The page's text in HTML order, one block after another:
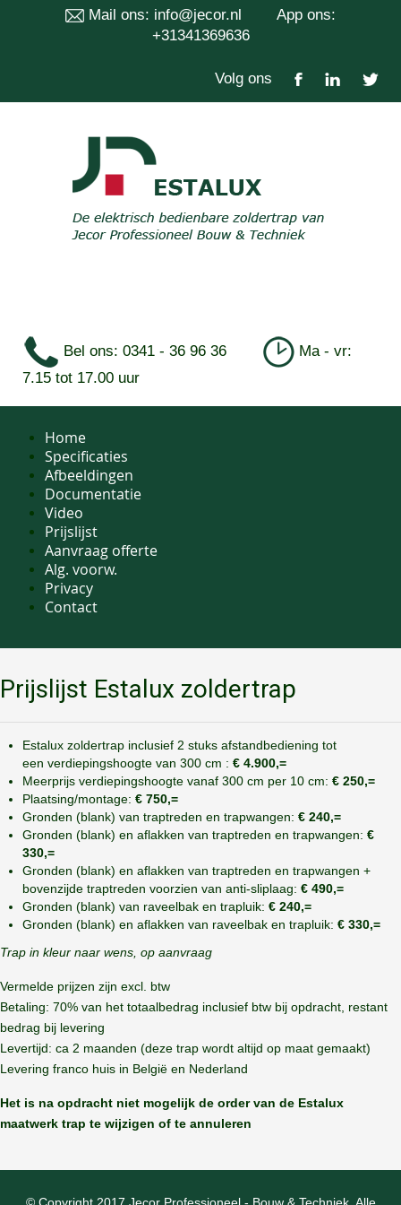
Mail ons: info@jecor.nl
App ons:
+31341369636
Volg ons
Bel ons: 0341 - 36 96 36
Ma - vr:
7.15 tot 17.00 uur
Home
Specificaties
Afbeeldingen
Documentatie
Video
Prijslijst
Aanvraag offerte
Alg. voorw.
Privacy
Contact
Prijslijst Estalux zoldertrap
Estalux zoldertrap inclusief 2 stuks afstandbediening tot
een verdiepingshoogte van 300 cm : € 4.900,=
Meerprijs verdiepingshoogte vanaf 300 cm per 10 cm: € 250,=
Plaatsing/montage: € 750,=
Gronden (blank) van traptreden en trapwangen: € 240,=
Gronden (blank) en aflakken van traptreden en trapwangen: €
330,=
Gronden (blank) en aflakken van traptreden en trapwangen +
bovenzijde traptreden voorzien van anti-sliplaag: € 490,=
Gronden (blank) van raveelbak en trapluik: € 240,=
Gronden (blank) en aflakken van raveelbak en trapluik: € 330,=
Trap in kleur naar wens, op aanvraag
Vermelde prijzen zijn excl. btw
Betaling: 70% van het totaalbedrag inclusief btw bij opdracht, restant
bedrag bij levering
Levertijd: ca 2 maanden (deze trap wordt altijd op maat gemaakt)
Levering franco huis in België en Nederland
Het is na opdracht niet mogelijk de order van de Estalux
maatwerk trap te wijzigen of te annuleren